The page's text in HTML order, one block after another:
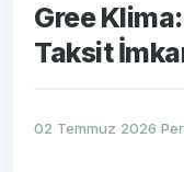
Gree
Taksit
02 Temmuz 2026